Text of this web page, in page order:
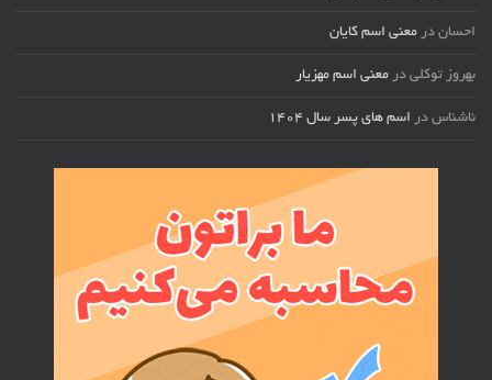
احسان در معنی اسم کایان
بهروز توکلی در معنی اسم مهزیار
ناشناس در اسم های پسر سال ۱۴۰۴